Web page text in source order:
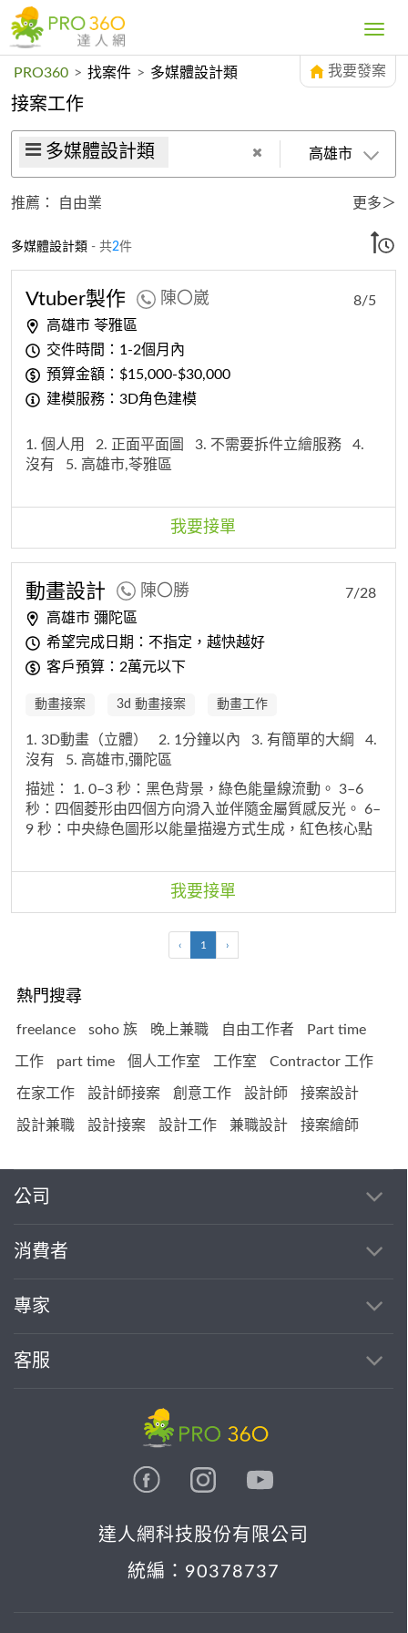
Toggle
PRO360 > 找案件 > 多媒體設計類 我要發案
接案工作
多媒體設計類 高雄市
推薦： 自由業 更多＞
多媒體設計類 - 共2件
Vtuber製作 陳〇崴
高雄市 苓雅區
交件時間：1-2個月內
預算金額：$15,000-$30,000
建模服務：3D角色建模
8/5
1. 個人用 2. 正面平面圖 3. 不需要拆件立繪服務
4.
沒有
5. 高雄市,苓雅區
我要接單
動畫設計 陳〇勝
高雄市 彌陀區
希望完成日期：不指定，越快越好
客戶預算：2萬元以下
7/28
動畫接案 3d 動畫接案 動畫工作
1. 3D動畫（立體） 2. 1分鐘以內 3. 有簡單的大綱
4.
沒有
5. 高雄市,彌陀區
描述： 1. 0–3 秒：黑色背景，綠色能量線流動。 3–6
秒：四個菱形由四個方向滑入並伴隨金屬質感反光。 6–
9 秒：中央綠色圖形以能量描邊方式生成，紅色核心點
線條。 12–15 秒：Logo 定格，搭配標語： 專業施工・
品質為本・綠能永續 ARK GREEN ENERGY
我要接單
‹ 1 ›
熱門搜尋
freelance soho 族 晚上兼職 自由工作者 Part time
工作 part time 個人工作室 工作室 Contractor 工作
在家工作 設計師接案 創意工作 設計師 接案設計
設計兼職 設計接案 設計工作 兼職設計 接案繪師
公司
消費者
專家
客服
達人網科技股份有限公司
統編：90378737